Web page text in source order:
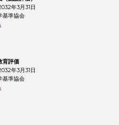
年3月31日
基準協会
育評価
年3月31日
基準協会